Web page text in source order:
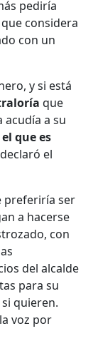
pediría
considera
con un
y si está
que
acudía a su
el que es
el
preferiría ser
a hacerse
con
del alcalde
para su
quieren.
voz por